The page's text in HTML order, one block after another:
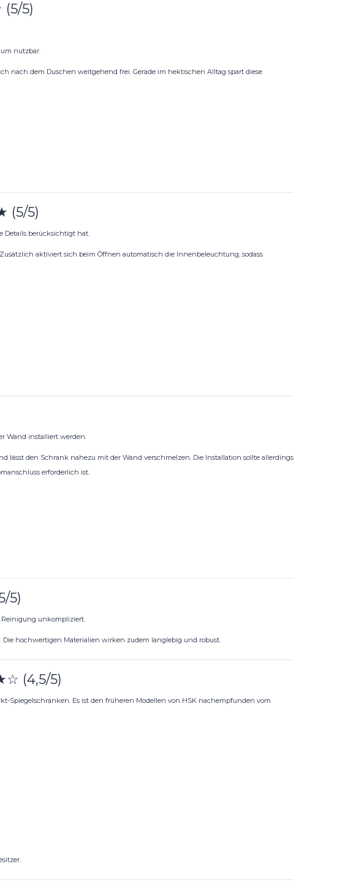
5)
nutzbar.
nach dem Duschen weitgehend frei. Gerade im hektischen Alltag spart diese
(5/5)
Details berücksichtigt hat.
aktiviert sich beim Öffnen automatisch die Innenbeleuchtung, sodass
Wand installiert werden.
lässt den Schrank nahezu mit der Wand verschmelzen. Die Installation sollte allerdings
erforderlich ist.
5)
unkompliziert.
Die hochwertigen Materialien wirken zudem langlebig und robust.
(4,5/5)
Spiegelschränken. Es ist den früheren Modellen von HSK nachempfunden vom